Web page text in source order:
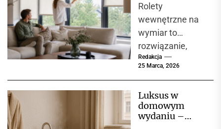
to,...
estetyka i
funkcjonalność
w jednym
rozwiązaniu
Rolety
wewnętrzne na
wymiar to
rozwiązanie,
które zyskuje
coraz większą
zarówno w
domach
Redakcja
25 Marca, 2026
Luksus w
domowym
wydaniu –